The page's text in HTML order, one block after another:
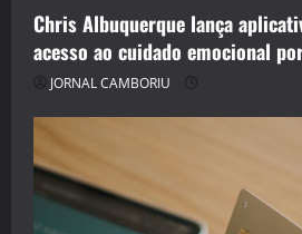
Chris Albuquerque lança
acesso ao cuidado emocional
JORNAL CAMBORIU